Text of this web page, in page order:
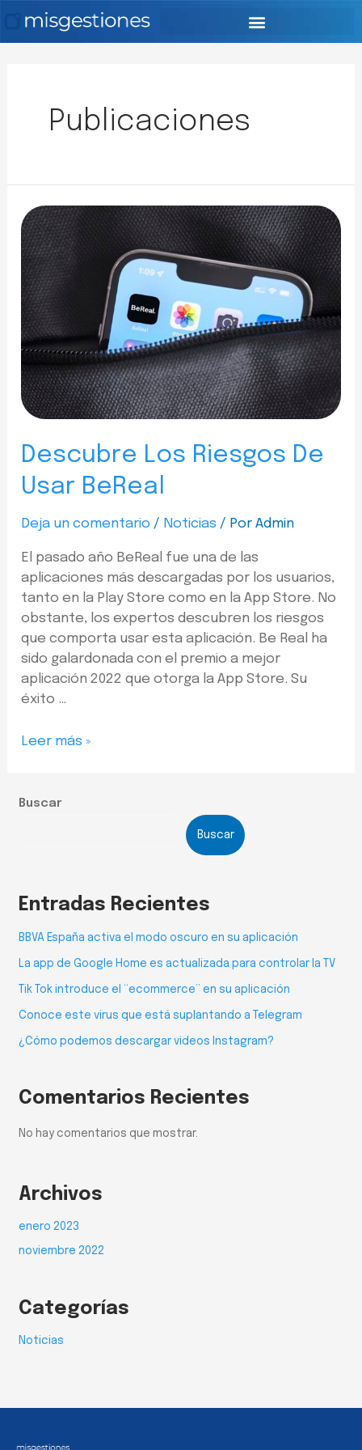
Publicaciones
Descubre Los Riesgos De
Usar BeReal
Deja un comentario / Noticias / PorAdmin
El pasado año BeReal fue una de las
aplicaciones más descargadas por los usuarios,
tanto en la Play Store como en la App Store. No
obstante, los expertos descubren los riesgos
que comporta usar esta aplicación. Be Real ha
sido galardonada con el premio a mejor
aplicación 2022 que otorga la App Store. Su
éxito …
Leer más »
Buscar
Buscar
Entradas Recientes
BBVA España activa el modo oscuro en su aplicación
La app de Google Home es actualizada para controlar la TV
Tik Tok introduce el “ecommerce” en su aplicación
Conoce este virus que está suplantando a Telegram
¿Cómo podemos descargar videos Instagram?
Comentarios Recientes
No hay comentarios que mostrar.
Archivos
enero 2023
noviembre 2022
Categorías
Noticias